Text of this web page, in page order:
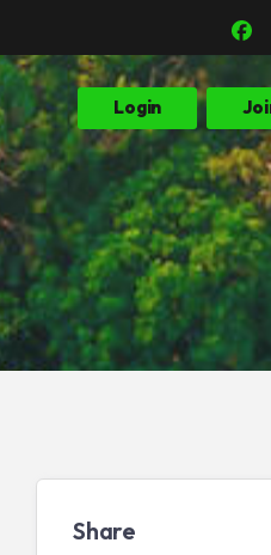
Login
Share